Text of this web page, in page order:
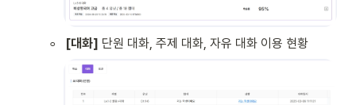
◦ [대화] 단원 대화, 주제 대화, 자유 대화 이용 현황